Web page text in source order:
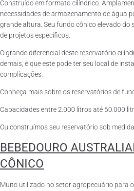
Construído em formato cilíndrico.
necessidades de armazenamento de água
grande altura. Seu fundo cônico elevado
de projetos específicos.
O grande diferencial deste reservatório
demais, é que este pode ter seu local de
complicações.
Conheça mais sobre os reservatórios de
Capacidades entre 2.000 litros até 60.000
Ou construímos seu reservatório sob medida.
BEBEDOURO
CÔNICO
Muito utilizado no setor agropecuário para